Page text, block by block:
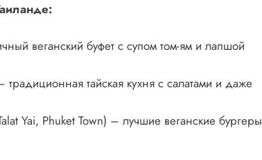
веганский буфет с супом том-ям и лапшой
тайская кухня с салатами и даже
Yai, Phuket Town) – лучшие веганские бургеры